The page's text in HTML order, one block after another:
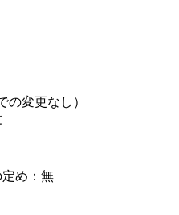
の変更なし）
定め：無